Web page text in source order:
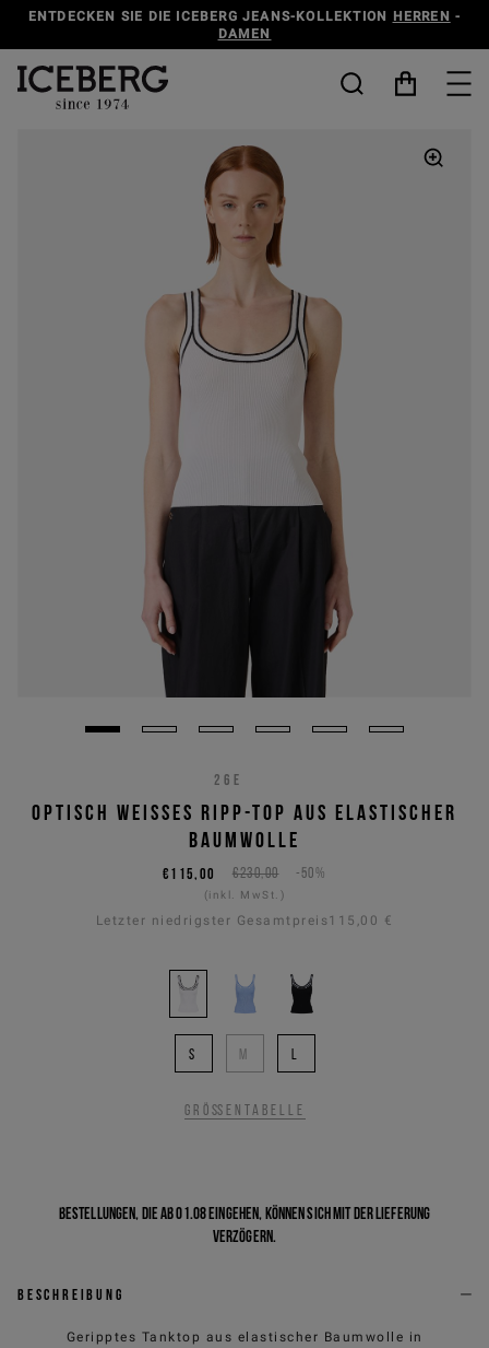
ENTDECKEN SIE DIE ICEBERG JEANS-KOLLEKTION HERREN -
DAMEN
26E
OPTISCH WEISSES RIPP-TOP AUS ELASTISCHER B
AUMWOLLE
€230,00 -50%
€115,00
(inkl. MwSt.)
Letzter niedrigster Gesamtpreis115,00 €
S M
Größentabelle
Bestellungen, die ab 01.08 eingehen, können sich mit der Lieferung
verzögern.
Beschreibung
Geripptes Tanktop aus elastischer Baumwolle in